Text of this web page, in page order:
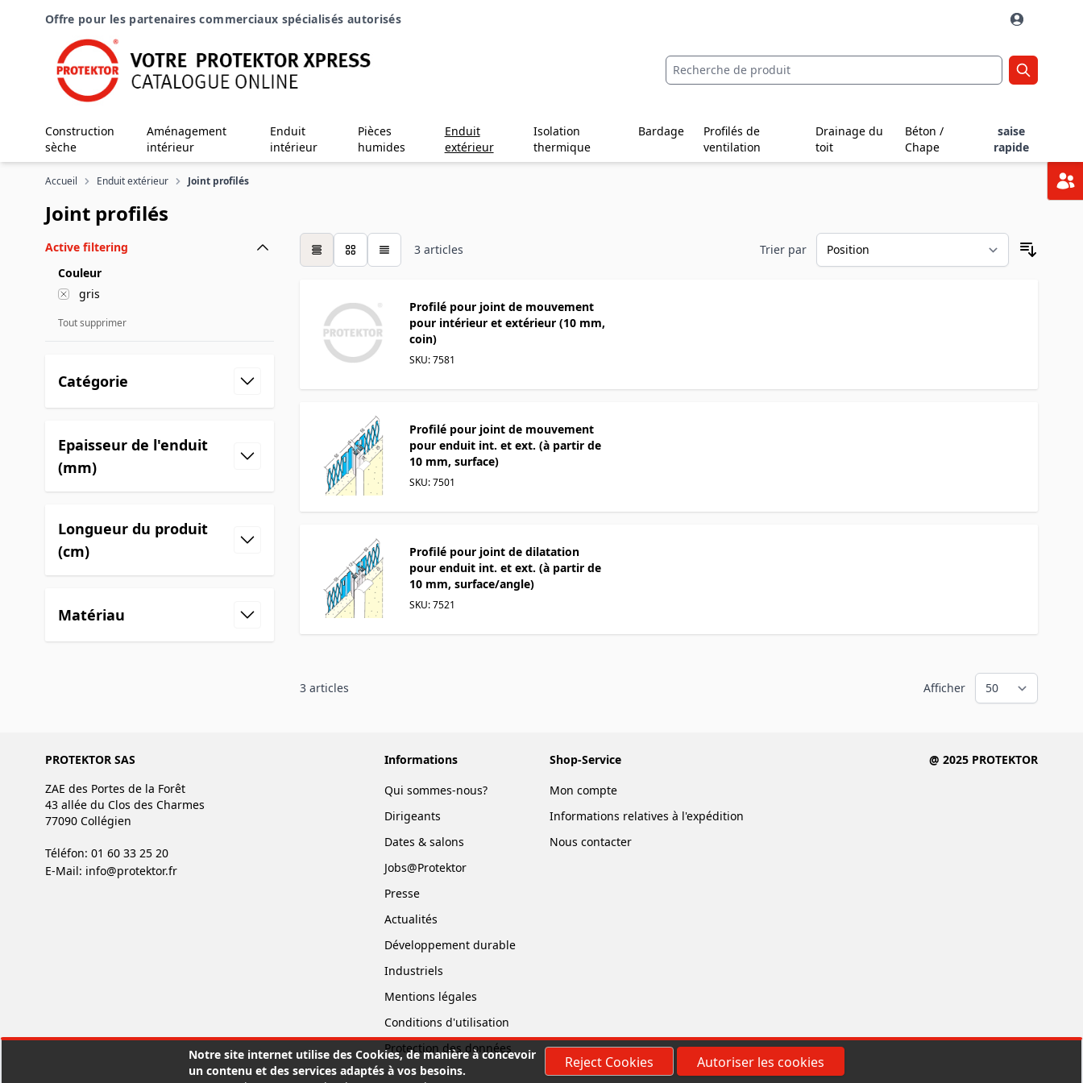
Notre site internet utilise des Cookies, de manière à concevoir
un contenu et des services adaptés à vos besoins.
Reject Cookies Autoriser les cookies
Offre pour les partenaires commerciaux spécialisés autorisés
Construction
sèche
Aménagement
intérieur
Enduit
intérieur
Pièces
humides
Enduit
extérieur
Isolation
thermique
Bardage
Profilés de
ventilation
Drainage du
toit
Béton /
Chape
saise
rapide
Accueil Enduit extérieur Joint profilés
Joint profilés
Active filtering
Couleur
gris
Tout supprimer
Catégorie
Epaisseur de l'enduit
(mm)
Longueur du produit
(cm)
Matériau
3 articles
table Trier par
Profilé pour joint de mouvement
pour intérieur et extérieur (10 mm,
coin)
SKU: 7581
Profilé pour joint de mouvement
pour enduit int. et ext. (à partir de
10 mm, surface)
SKU: 7501
Profilé pour joint de dilatation
pour enduit int. et ext. (à partir de
10 mm, surface/angle)
SKU: 7521
3 articles Afficher
PROTEKTOR SAS
ZAE des Portes de la Forêt
43 allée du Clos des Charmes
77090 Collégien
Téléfon: 01 60 33 25 20
E-Mail: info@protektor.fr
Informations
Qui sommes-nous?
Dirigeants
Dates & salons
Jobs@Protektor
Presse
Actualités
Développement durable
Industriels
Mentions légales
Conditions d'utilisation
Protection des données
Shop-Service
Mon compte
Informations relatives à l'expédition
Nous contacter
@ 2025 PROTEKTOR